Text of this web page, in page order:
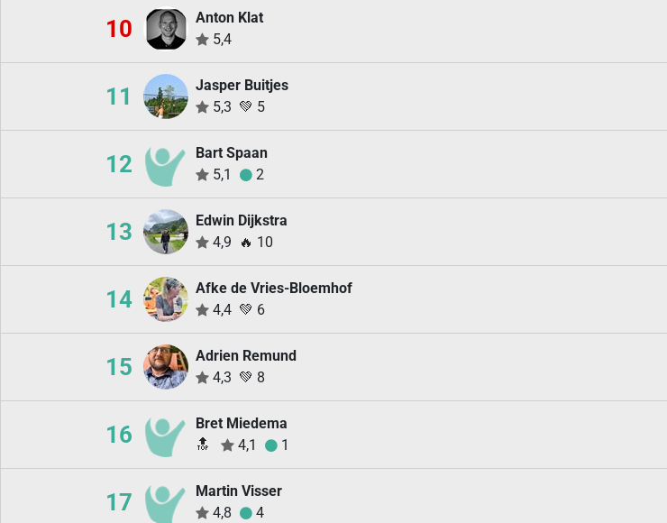
10
Anton Klat
5,4
11
Jasper Buitjes
5,3 💚 5
12
Bart Spaan
5,1
2
13
Edwin Dijkstra
4,9
🔥 10
14
Afke de Vries-Bloemhof
4,4 💚 6
15
Adrien Remund
4,3 💚 8
16
Bret Miedema
🔝
4,1 1
17
Martin Visser
4,8
4